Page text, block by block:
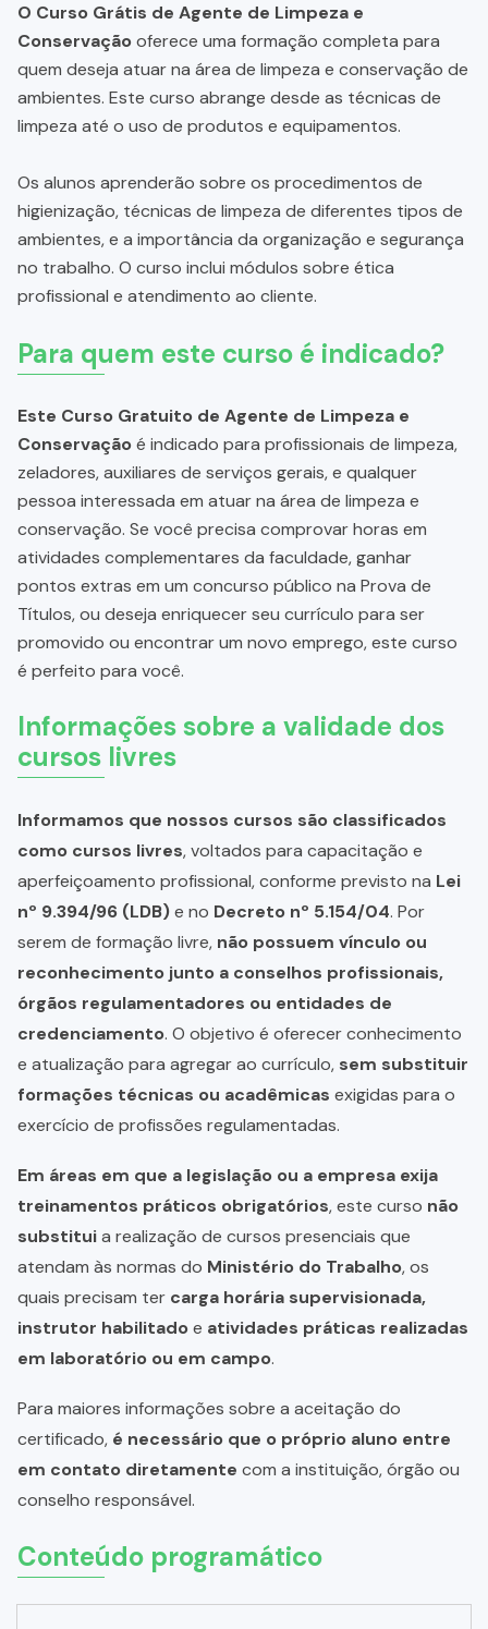
O Curso Grátis de Agente de Limpeza e
Conservaçãooferece uma formação completa para
quem deseja atuar na área de limpeza e conservação de
ambientes. Este curso abrange desde as técnicas de
limpeza até o uso de produtos e equipamentos.
Os alunos aprenderão sobre os procedimentos de
higienização, técnicas de limpeza de diferentes tipos de
ambientes, e a importância da organização e segurança
no trabalho. O curso inclui módulos sobre ética
profissional e atendimento ao cliente.
Para quem este curso é indicado?
Este Curso Gratuito de Agente de Limpeza e
Conservaçãoé indicado para profissionais de limpeza,
zeladores, auxiliares de serviços gerais, e qualquer
pessoa interessada em atuar na área de limpeza e
conservação. Se você precisa comprovar horas em
atividades complementares da faculdade, ganhar
pontos extras em um concurso público na Prova de
Títulos, ou deseja enriquecer seu currículo para ser
promovido ou encontrar um novo emprego, este curso
é perfeito para você.
Informações sobre a validade dos
cursos livres
Informamos que nossos cursos são classificados
como cursos livres, voltados para capacitação e
aperfeiçoamento profissional, conforme previsto na Lei
nº 9.394/96 (LDB)e no Decreto nº 5.154/04. Por
serem de formação livre, não possuem vínculo ou
reconhecimento junto a conselhos profissionais,
órgãos regulamentadores ou entidades de
credenciamento. O objetivo é oferecer conhecimento
e atualização para agregar ao currículo, sem substituir
formações técnicas ou acadêmicas exigidas para o
exercício de profissões regulamentadas.
Em áreas em que a legislação ou a empresa exija
treinamentos práticos obrigatórios, este curso não
substituia realização de cursos presenciais que
atendam às normas do Ministério do Trabalho, os
quais precisam ter carga horária supervisionada,
instrutor habilitadoe atividades práticas realizadas
em laboratório ou em campo.
Para maiores informações sobre a aceitação do
certificado, é necessário que o próprio aluno entre
em contato diretamente com a instituição, órgão ou
conselho responsável.
Conteúdo programático